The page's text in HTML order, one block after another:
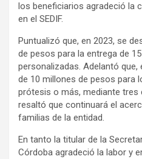
los beneficiarios agradeció la
en el SEDIF.
Puntualizó que, en 2023, se
de pesos para la entrega de
personalizadas. Adelantó
de 10 millones de pesos para
prótesis o más, mediante tres
resaltó que continuará el
familias de la entidad.
En tanto la titular de la
Córdoba agradeció la labor y